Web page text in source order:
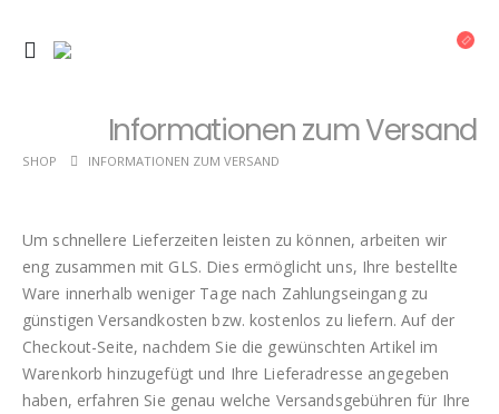
Informationen zum Versand
SHOP INFORMATIONEN ZUM VERSAND
Um schnellere Lieferzeiten leisten zu können, arbeiten wir
eng zusammen mit GLS. Dies ermöglicht uns, Ihre bestellte
Ware innerhalb weniger Tage nach Zahlungseingang zu
günstigen Versandkosten bzw. kostenlos zu liefern. Auf der
Checkout-Seite, nachdem Sie die gewünschten Artikel im
Warenkorb hinzugefügt und Ihre Lieferadresse angegeben
haben, erfahren Sie genau welche Versandsgebühren für Ihre